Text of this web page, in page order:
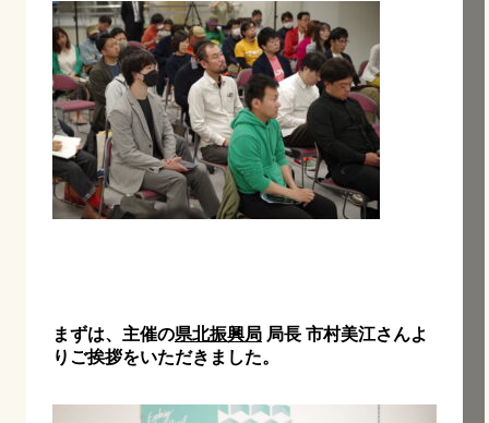
まずは、主催の県北振興局 局長 市村美江さんよ
りご挨拶をいただきました。